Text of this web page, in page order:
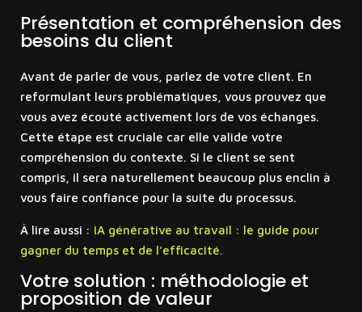
Présentation et compréhension des
besoins du client
Avant de parler de vous, parlez de votre client. En
reformulant leurs problématiques, vous prouvez que
vous avez écouté activement lors de vos échanges.
Cette étape est cruciale car elle valide votre
compréhension du contexte. Si le client se sent
compris, il sera naturellement beaucoup plus enclin à
vous faire confiance pour la suite du processus.
À lire aussi : IA générative au travail : le guide pour
gagner du temps et de l’efficacité.
Votre solution : méthodologie et
proposition de valeur